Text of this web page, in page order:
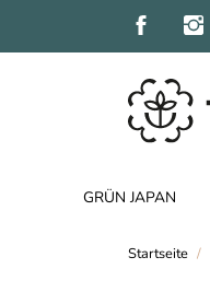
GRÜN JAPAN
Startseite